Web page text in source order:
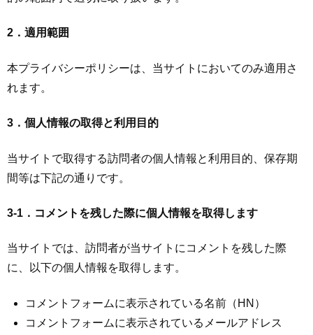
2．適用範囲
本プライバシーポリシーは、当サイトにおいてのみ適用さ
れます。
3．個人情報の取得と利用目的
当サイトで取得する訪問者の個人情報と利用目的、保存期
間等は下記の通りです。
3-1．コメントを残した際に個人情報を取得します
当サイトでは、訪問者が当サイトにコメントを残した際
に、以下の個人情報を取得します。
コメントフォームに表示されている名前（HN）
コメントフォームに表示されているメールアドレス